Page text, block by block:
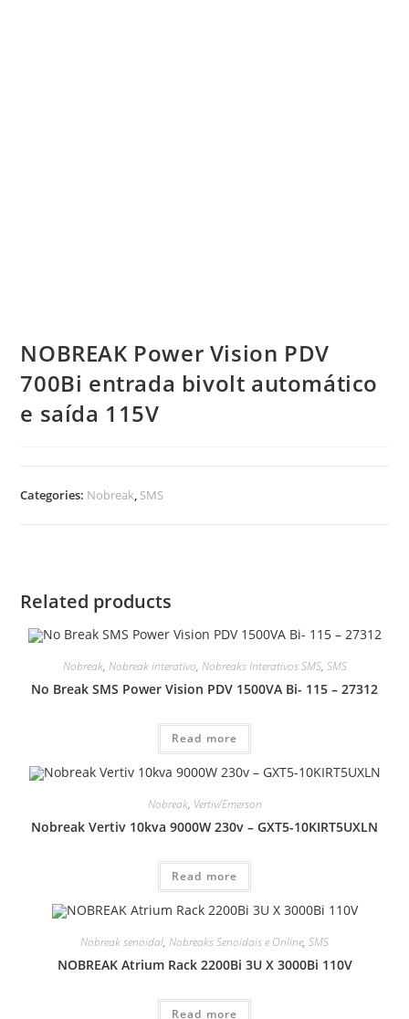
NOBREAK Power Vision PDV
700Bi entrada bivolt automático
e saída 115V
Categories: Nobreak, SMS
Related products
Nobreak, Nobreak interativo, Nobreaks Interativos SMS, SMS
No Break SMS Power Vision PDV 1500VA Bi- 115 – 27312
Read more
Nobreak, Vertiv/Emerson
Nobreak Vertiv 10kva 9000W 230v – GXT5-10KIRT5UXLN
Read more
Nobreak senoidal, Nobreaks Senoidais e Online, SMS
NOBREAK Atrium Rack 2200Bi 3U X 3000Bi 110V
Read more